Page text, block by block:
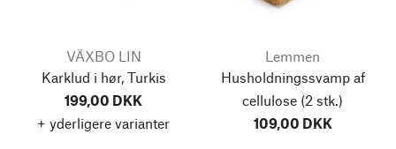
VÄXBO LIN
Karklud i hør, Turkis
199,00 DKK
+ yderligere varianter
Lemmen
Husholdningssvamp af
cellulose (2 stk.)
109,00 DKK